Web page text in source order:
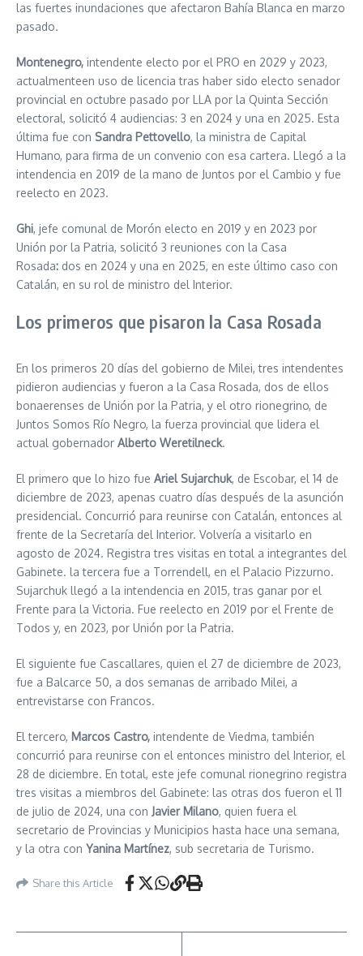
las fuertes inundaciones que afectaron Bahía Blanca en marzo
pasado.
Montenegro, intendente electo por el PRO en 2029 y 2023,
actualmenteen uso de licencia tras haber sido electo senador
provincial en octubre pasado por LLA por la Quinta Sección
electoral, solicitó 4 audiencias: 3 en 2024 y una en 2025. Esta
última fue con Sandra Pettovello, la ministra de Capital
Humano, para firma de un convenio con esa cartera. Llegó a la
intendencia en 2019 de la mano de Juntos por el Cambio y fue
reelecto en 2023.
Ghi, jefe comunal de Morón electo en 2019 y en 2023 por
Unión por la Patria, solicitó 3 reuniones con la Casa
Rosada: dos en 2024 y una en 2025, en este último caso con
Catalán, en su rol de ministro del Interior.
Los primeros que pisaron la Casa Rosada
En los primeros 20 días del gobierno de Milei, tres intendentes
pidieron audiencias y fueron a la Casa Rosada, dos de ellos
bonaerenses de Unión por la Patria, y el otro rionegrino, de
Juntos Somos Río Negro, la fuerza provincial que lidera el
actual gobernador Alberto Weretilneck.
El primero que lo hizo fue Ariel Sujarchuk, de Escobar, el 14 de
diciembre de 2023, apenas cuatro días después de la asunción
presidencial. Concurrió para reunirse con Catalán, entonces al
frente de la Secretaría del Interior. Volvería a visitarlo en
agosto de 2024. Registra tres visitas en total a integrantes del
Gabinete. la tercera fue a Torrendell, en el Palacio Pizzurno.
Sujarchuk llegó a la intendencia en 2015, tras ganar por el
Frente para la Victoria. Fue reelecto en 2019 por el Frente de
Todos y, en 2023, por Unión por la Patria.
El siguiente fue Cascallares, quien el 27 de diciembre de 2023,
fue a Balcarce 50, a dos semanas de arribado Milei, a
entrevistarse con Francos.
El tercero, Marcos Castro, intendente de Viedma, también
concurrió para reunirse con el entonces ministro del Interior, el
28 de diciembre. En total, este jefe comunal rionegrino registra
tres visitas a miembros del Gabinete: las otras dos fueron el 11
de julio de 2024, una con Javier Milano, quien fuera el
secretario de Provincias y Municipios hasta hace una semana,
y la otra con Yanina Martínez, sub secretaria de Turismo.
Share this Article